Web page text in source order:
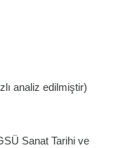
analiz edilmiştir)
Sanat Tarihi ve